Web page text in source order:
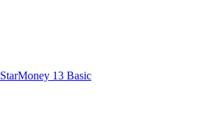
StarMoney 13 Basic